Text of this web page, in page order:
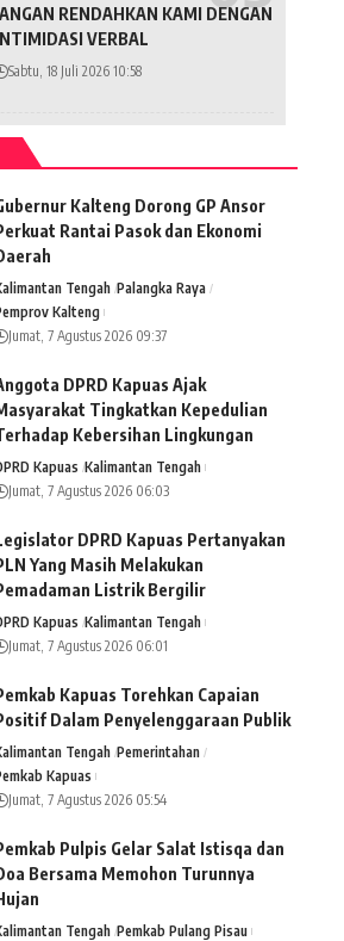
RENDAHKAN KAMI DENGAN
VERBAL
Sabtu, 18 Juli 2026 10:58
Kalteng Dorong GP Ansor
Rantai Pasok dan Ekonomi
Tengah Palangka Raya
Kalteng
Jumat, 7 Agustus 2026 09:37
DPRD Kapuas Ajak
Tingkatkan Kepedulian
Kebersihan Lingkungan
Kapuas Kalimantan Tengah
Jumat, 7 Agustus 2026 06:03
DPRD Kapuas Pertanyakan
Yang Masih Melakukan
Listrik Bergilir
Kapuas Kalimantan Tengah
Jumat, 7 Agustus 2026 06:01
Kapuas Torehkan Capaian
Dalam Penyelenggaraan Publik
Tengah Pemerintahan
Kapuas
Jumat, 7 Agustus 2026 05:54
Pulpis Gelar Salat Istisqa dan
Bersama Memohon Turunnya
Tengah Pemkab Pulang Pisau